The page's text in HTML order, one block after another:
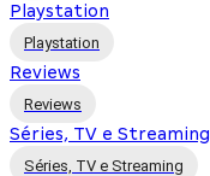
Playstation
Playstation
Reviews
Reviews
Séries, TV e Streaming
Séries, TV e Streaming